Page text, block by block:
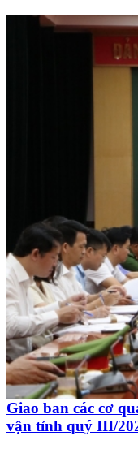
Giao ban các cơ
vận tỉnh quý III/